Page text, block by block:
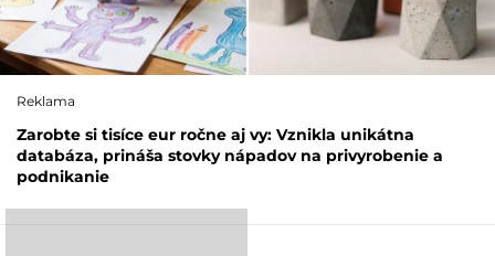
Reklama
Zarobte si tisíce eur ročne aj vy: Vznikla unikátna
databáza, prináša stovky nápadov na privyrobenie a
podnikanie